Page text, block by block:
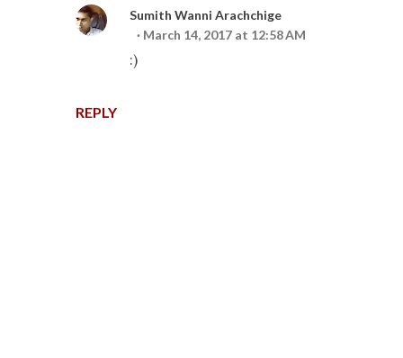
REPLY
Sumith Wanni Arachchige
March 14, 2017 at 12:58 AM
:)